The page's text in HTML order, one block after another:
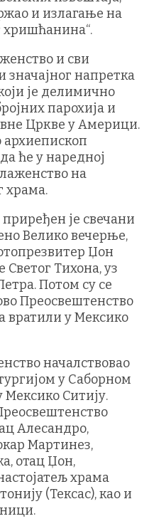
и излагање на
хришћанина“.
и сви
значајног напретка
је делимично
парохија и
Цркве у Америци.
ће у наредној
на
храма.
је свечани
Велико вечерње,
Џон
Светог Тихона, уз
Потом су се
Преосвештенство
вратили у Мексико
началствовао
у Саборном
Мексико Ситију.
Алесандро,
Мартинез,
отац Џон,
храма
(Тексас), као и